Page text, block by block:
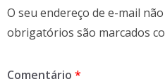
O seu endereço de e-mail
obrigatórios são marcados
Comentário *